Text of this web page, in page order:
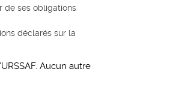
de ses obligations
déclarés sur la
Aucun autre